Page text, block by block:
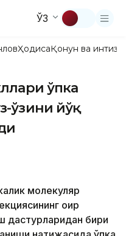
ЎЗ
ҲодисаҚонун ва
ўпка
ўзини йўқ
молекуляр
оғир
дастурларидан бири